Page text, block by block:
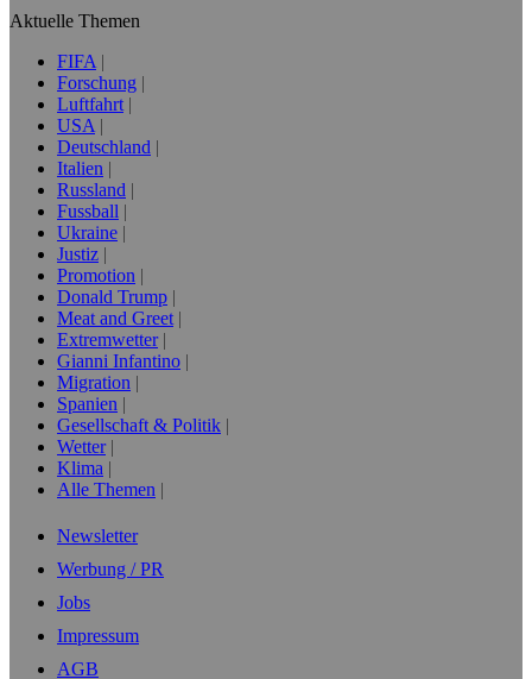
Aktuelle Themen
FIFA
Forschung
Luftfahrt
USA
Deutschland
Italien
Russland
Fussball
Ukraine
Justiz
Promotion
Donald Trump
Meat and Greet
Extremwetter
Gianni Infantino
Migration
Spanien
Gesellschaft & Politik
Wetter
Klima
Alle Themen
Newsletter
Werbung / PR
Jobs
Impressum
AGB